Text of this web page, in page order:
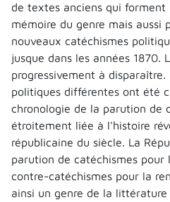
de textes anciens qui forment
mémoire du genre mais aussi
nouveaux catéchismes
jusque dans les années 1870.
progressivement à
politiques différentes ont été
chronologie de la parution de
étroitement liée à l'histoire
républicaine du siècle. La
parution de catéchismes pour
contre-catéchismes pour la
ainsi un genre de la